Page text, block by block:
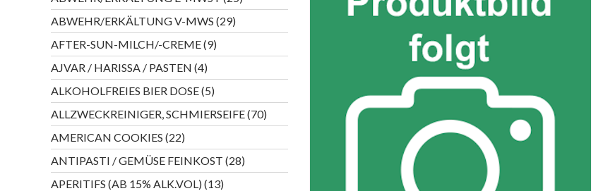
Produkte
ABWEHR/ERKÄLTUNG V-MWS 2929
Produkte
AFTER-SUN-MILCH/-CREME 99
Produkte
AJVAR / HARISSA / PASTEN 44
Produkte
ALKOHOLFREIES BIER DOSE 55
Produkte
ALLZWECKREINIGER, SCHMIERSEIFE 7070
Produkte
AMERICAN COOKIES 2222
Produkte
ANTIPASTI / GEMÜSE FEINKOST 2828
Produkte
APERITIFS (AB 15% ALK.VOL) 1313